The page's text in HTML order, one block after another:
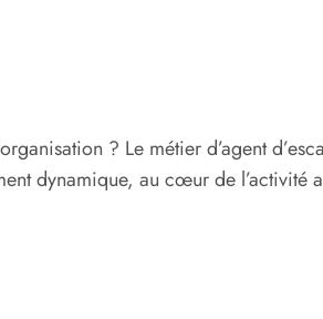
? Le métier d’agent
dynamique, au cœur de l’activité